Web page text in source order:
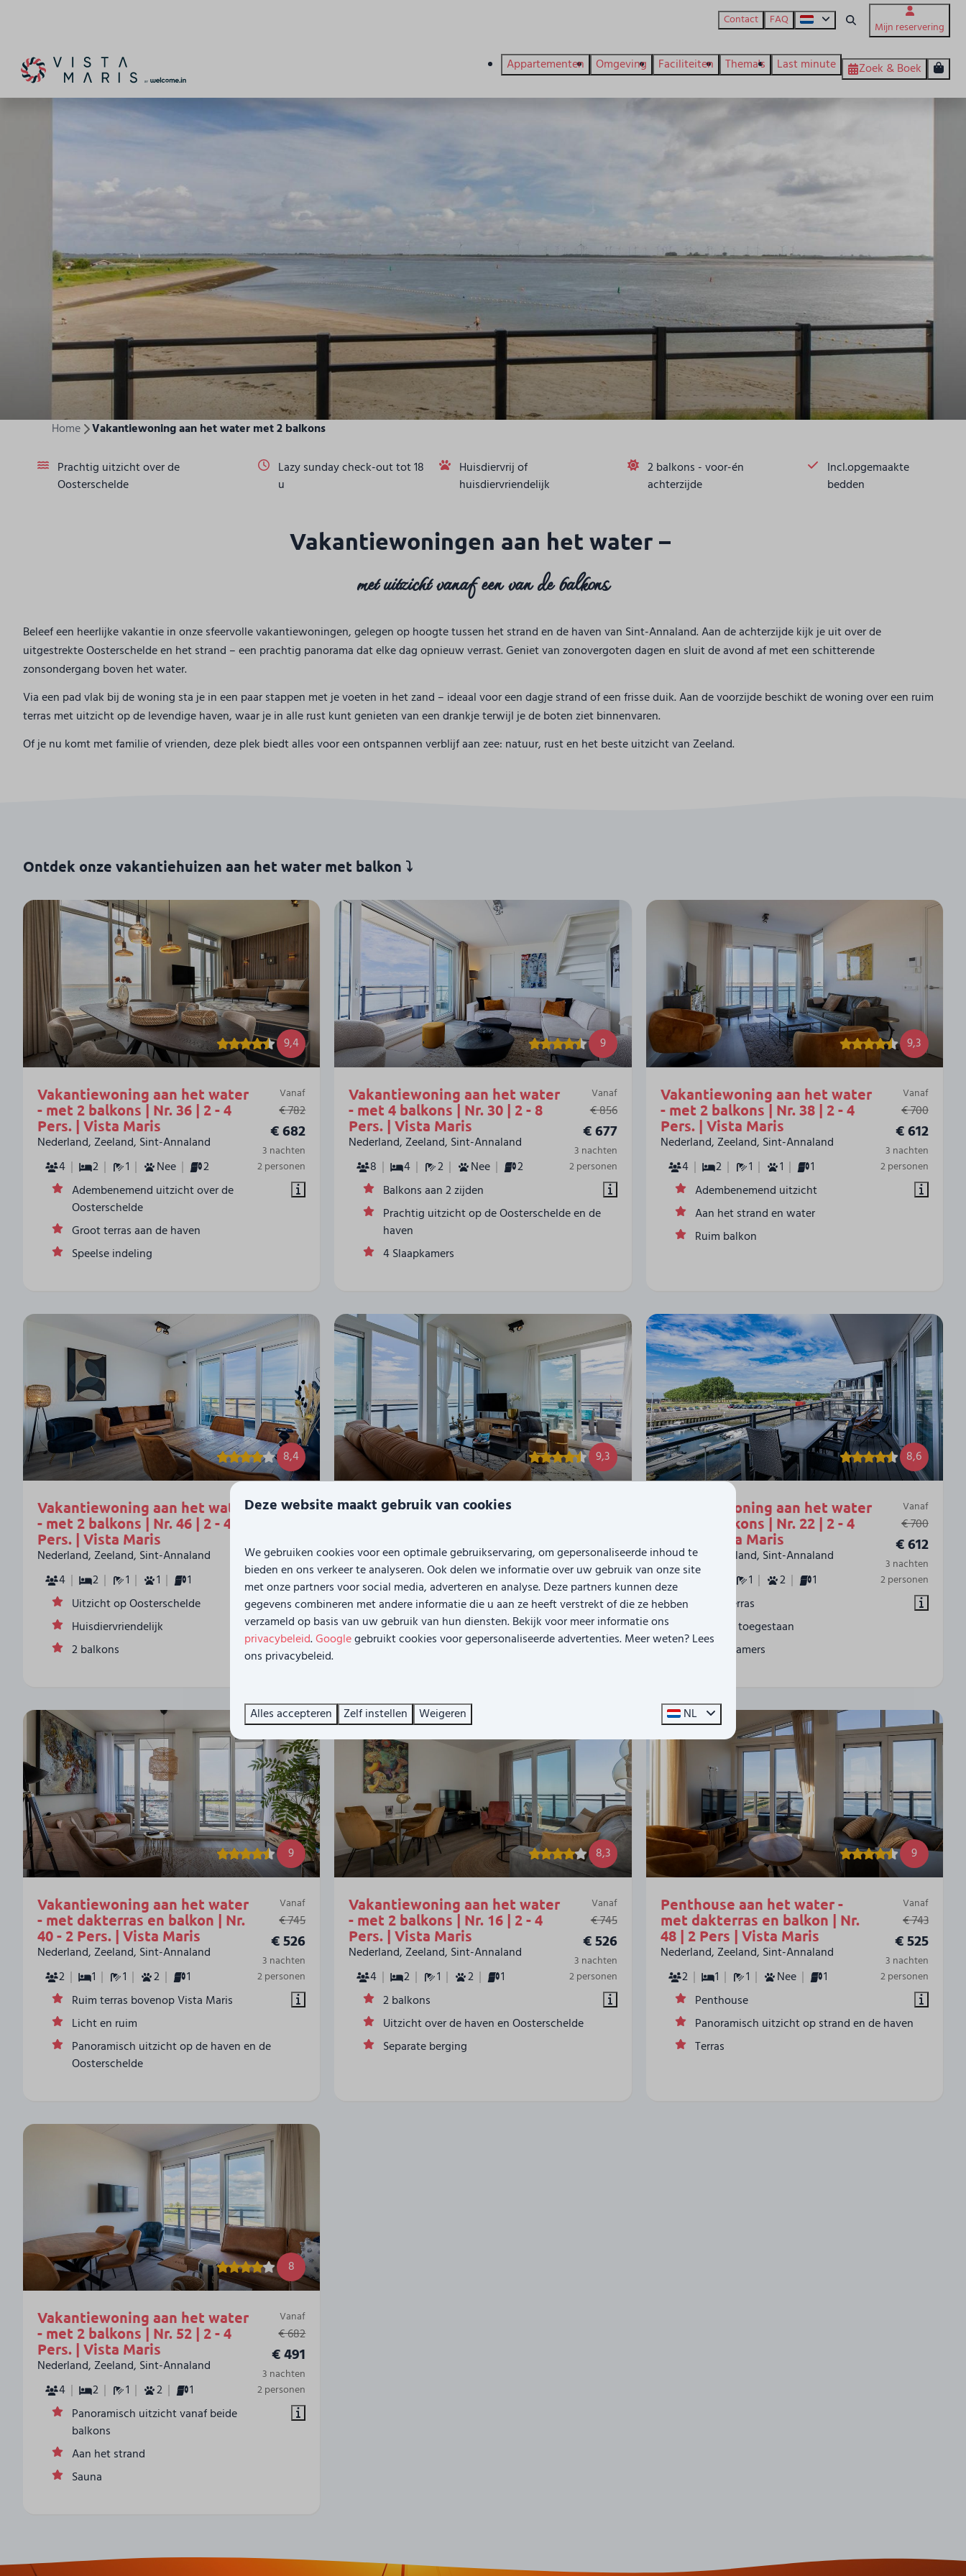
Contact FAQ Mijn reservering
Appartementen Omgeving Faciliteiten Thema's Last minute Zoek & Boek
Home Vakantiewoning aan het water met 2 balkons
Prachtig uitzicht over de
Oosterschelde
Lazy sunday check-out tot 18
u
Huisdiervrij of
huisdiervriendelijk
2 balkons - voor-én
achterzijde
Incl.opgemaakte
bedden
Vakantiewoningen aan het water –
met uitzicht vanaf een van de balkons
Beleef een heerlijke vakantie in onze sfeervolle vakantiewoningen, gelegen op hoogte tussen het strand en de haven van Sint-Annaland. Aan de achterzijde kijk je uit over de
uitgestrekte Oosterschelde en het strand – een prachtig panorama dat elke dag opnieuw verrast. Geniet van zonovergoten dagen en sluit de avond af met een schitterende
zonsondergang boven het water.
Via een pad vlak bij de woning sta je in een paar stappen met je voeten in het zand – ideaal voor een dagje strand of een frisse duik. Aan de voorzijde beschikt de woning over een ruim
terras met uitzicht op de levendige haven, waar je in alle rust kunt genieten van een drankje terwijl je de boten ziet binnenvaren.
Of je nu komt met familie of vrienden, deze plek biedt alles voor een ontspannen verblijf aan zee: natuur, rust en het beste uitzicht van Zeeland.
Ontdek onze vakantiehuizen aan het water met balkon ⤵
9,4
Vanaf
€ 782
€ 682
3 nachten
2 personen
Vakantiewoning aan het water
- met 2 balkons | Nr. 36 | 2 - 4
Pers. | Vista Maris
Nederland, Zeeland, Sint-Annaland
4
2 1 Nee
2
Adembenemend uitzicht over de
Oosterschelde
Groot terras aan de haven
Speelse indeling
9
Vanaf
€ 856
€ 677
3 nachten
2 personen
Vakantiewoning aan het water
- met 4 balkons | Nr. 30 | 2 - 8
Pers. | Vista Maris
Nederland, Zeeland, Sint-Annaland
8
4 2 Nee
2
Balkons aan 2 zijden
Prachtig uitzicht op de Oosterschelde en de
haven
4 Slaapkamers
9,3
Vanaf
€ 700
€ 612
3 nachten
2 personen
Vakantiewoning aan het water
- met 2 balkons | Nr. 38 | 2 - 4
Pers. | Vista Maris
Nederland, Zeeland, Sint-Annaland
4
2 1 1
1
Adembenemend uitzicht
Aan het strand en water
Ruim balkon
8,4
Vanaf
€ 612
3 nachten
2 personen
Vakantiewoning aan het water
- met 2 balkons | Nr. 46 | 2 - 4
Pers. | Vista Maris
Nederland, Zeeland, Sint-Annaland
4
2 1 1
1
Uitzicht op Oosterschelde
Huisdiervriendelijk
2 balkons
9,3
€ 612
3 nachten
2 personen
Penthouse aan het strand -
Nederland, Zeeland, Sint-Annaland
2
1 1 Nee
1
Penthouse
Royaal terras
Panoramisch uitzicht op strand en haven
8,6
Vanaf
€ 700
€ 612
3 nachten
2 personen
Vakantiewoning aan het water
- met 2 balkons | Nr. 22 | 2 - 4
Pers. | Vista Maris
Nederland, Zeeland, Sint-Annaland
1 2
1
Groot terras
Huisdier toegestaan
2 Slaapkamers
9
Vanaf
€ 745
€ 526
3 nachten
2 personen
Vakantiewoning aan het water
- met dakterras en balkon | Nr.
40 - 2 Pers. | Vista Maris
Nederland, Zeeland, Sint-Annaland
2
1 1 2
1
Ruim terras bovenop Vista Maris
Licht en ruim
Panoramisch uitzicht op de haven en de
Oosterschelde
8,3
Vanaf
€ 745
€ 526
3 nachten
2 personen
Vakantiewoning aan het water
- met 2 balkons | Nr. 16 | 2 - 4
Pers. | Vista Maris
Nederland, Zeeland, Sint-Annaland
4
2 1 2
1
2 balkons
Uitzicht over de haven en Oosterschelde
Separate berging
9
Vanaf
€ 743
€ 525
3 nachten
2 personen
Penthouse aan het water -
met dakterras en balkon | Nr.
48 | 2 Pers | Vista Maris
Nederland, Zeeland, Sint-Annaland
2
1 1 Nee
1
Penthouse
Panoramisch uitzicht op strand en de haven
Terras
8
Vanaf
€ 682
€ 491
3 nachten
2 personen
Vakantiewoning aan het water
- met 2 balkons | Nr. 52 | 2 - 4
Pers. | Vista Maris
Nederland, Zeeland, Sint-Annaland
4
2 1 2
1
Panoramisch uitzicht vanaf beide
balkons
Aan het strand
Sauna
Deze website maakt gebruik van cookies
We gebruiken cookies voor een optimale gebruikservaring, om gepersonaliseerde inhoud te
bieden en ons verkeer te analyseren. Ook delen we informatie over uw gebruik van onze site
met onze partners voor social media, adverteren en analyse. Deze partners kunnen deze
gegevens combineren met andere informatie die u aan ze heeft verstrekt of die ze hebben
verzameld op basis van uw gebruik van hun diensten. Bekijk voor meer informatie ons
privacybeleid.Googlegebruikt cookies voor gepersonaliseerde advertenties. Meer weten? Lees
ons privacybeleid.
Alles accepteren Zelf instellen Weigeren NL